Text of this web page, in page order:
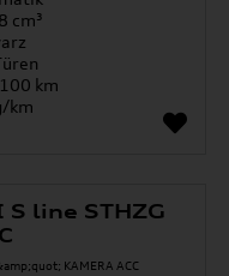
cm³
km
km
line STHZG